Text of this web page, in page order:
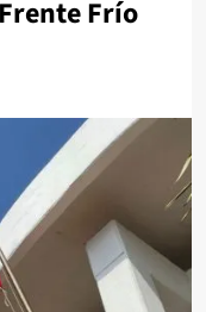
Frío